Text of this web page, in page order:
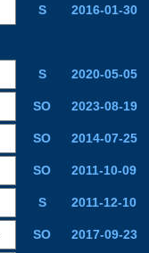
S 2016-01-30
S 2020-05-05
SO 2023-08-19
SO 2014-07-25
SO 2011-10-09
S 2011-12-10
SO 2017-09-23